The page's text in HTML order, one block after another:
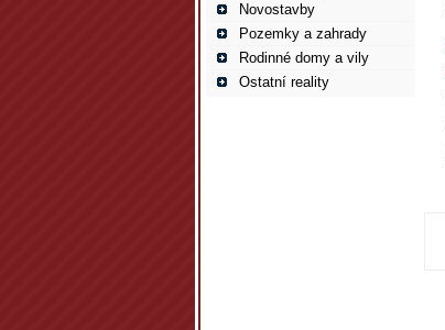
Novostavby
Pozemky a zahrady
Rodinné domy a vily
Ostatní reality